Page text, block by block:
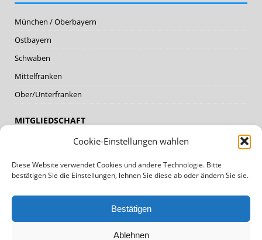
Cookie-Einstellungen wählen
Diese Website verwendet Cookies und andere Technologie. Bitte
bestätigen Sie die Einstellungen, lehnen Sie diese ab oder ändern Sie sie.
Bestätigen
Ablehnen
München / Oberbayern
Ostbayern
Schwaben
Mittelfranken
Ober/Unterfranken
MITGLIEDSCHAFT
Mitglied werden
Datenschutz